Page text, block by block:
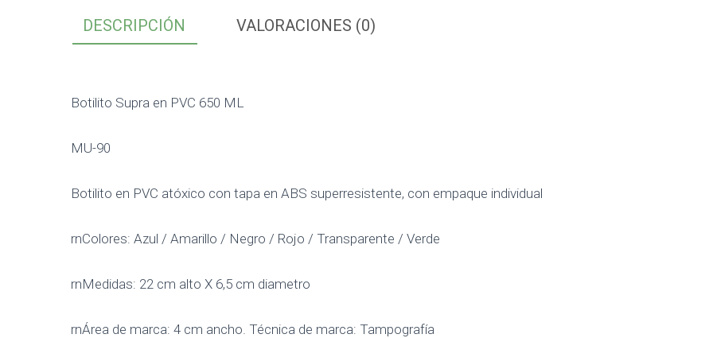
DESCRIPCIÓN VALORACIONES (0)
Botilito Supra en PVC 650 ML
MU-90
Botilito en PVC atóxico con tapa en ABS superresistente, con empaque individual
rnColores: Azul / Amarillo / Negro / Rojo / Transparente / Verde
rnMedidas: 22 cm alto X 6,5 cm diametro
rnÁrea de marca: 4 cm ancho. Técnica de marca: Tampografía